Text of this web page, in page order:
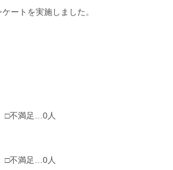
ートを実施しました。
不満足…0人
不満足…0人